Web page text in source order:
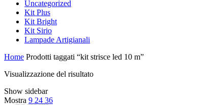
Uncategorized
Kit Plus
Kit Bright
Kit Sirio
Lampade Artigianali
Home Prodotti taggati “kit strisce led 10 m”
Visualizzazione del risultato
Show sidebar
Mostra 9 24 36